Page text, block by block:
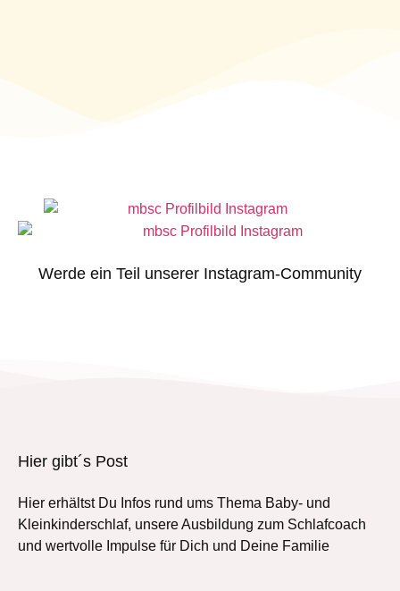
Werde ein Teil unserer Instagram-Community
Hier gibt´s Post
Hier erhältst Du Infos rund ums Thema Baby- und
Kleinkinderschlaf, unsere Ausbildung zum Schlafcoach
und wertvolle Impulse für Dich und Deine Familie